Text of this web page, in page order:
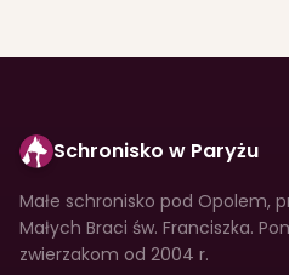
Schronisko w Paryżu
Małe schronisko pod Opolem,
Małych Braci św. Franciszka.
zwierzakom od 2004 r.